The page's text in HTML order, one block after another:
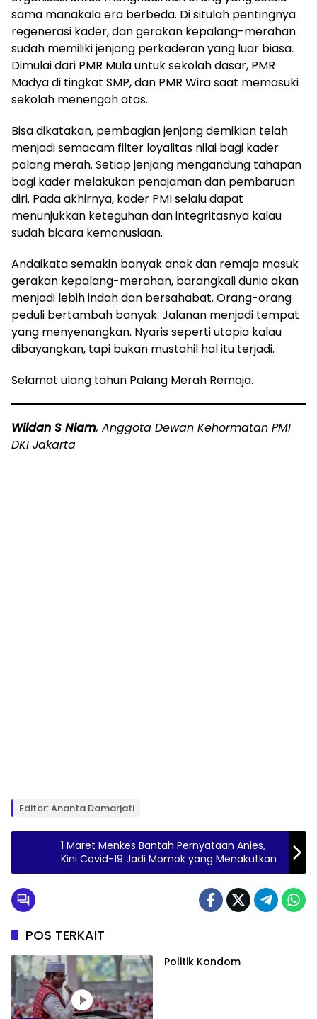
sama manakala era berbeda. Di situlah pentingnya
regenerasi kader, dan gerakan kepalang-merahan
sudah memiliki jenjang perkaderan yang luar biasa.
Dimulai dari PMR Mula untuk sekolah dasar, PMR
Madya di tingkat SMP, dan PMR Wira saat memasuki
sekolah menengah atas.
Bisa dikatakan, pembagian jenjang demikian telah
menjadi semacam filter loyalitas nilai bagi kader
palang merah. Setiap jenjang mengandung tahapan
bagi kader melakukan penajaman dan pembaruan
diri. Pada akhirnya, kader PMI selalu dapat
menunjukkan keteguhan dan integritasnya kalau
sudah bicara kemanusiaan.
Andaikata semakin banyak anak dan remaja masuk
gerakan kepalang-merahan, barangkali dunia akan
menjadi lebih indah dan bersahabat. Orang-orang
peduli bertambah banyak. Jalanan menjadi tempat
yang menyenangkan. Nyaris seperti utopia kalau
dibayangkan, tapi bukan mustahil hal itu terjadi.
Selamat ulang tahun Palang Merah Remaja.
Wildan S Niam, Anggota Dewan Kehormatan PMI
DKI Jakarta
Editor: Ananta Damarjati
1 Maret Menkes Bantah Pernyataan Anies,
Kini Covid-19 Jadi Momok yang Menakutkan
POS TERKAIT
Politik Kondom